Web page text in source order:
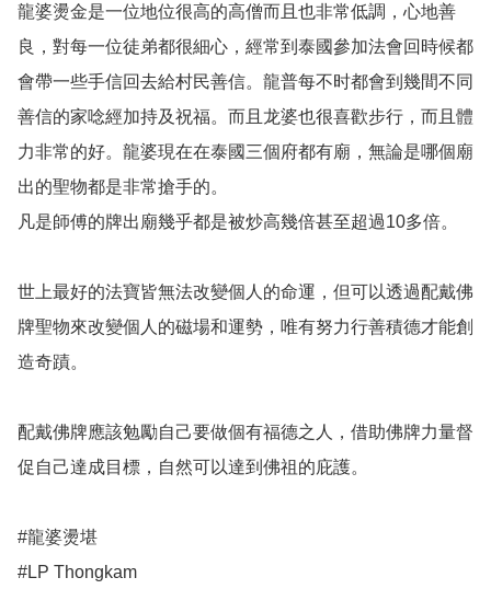
龍婆燙金是一位地位很高的高僧而且也非常低調，心地善
良，對每一位徒弟都很細心，經常到泰國參加法會回時候都
會帶一些手信回去給村民善信。龍普每不时都會到幾間不同
善信的家唸經加持及祝福。而且龙婆也很喜歡步行，而且體
力非常的好。龍婆現在在泰國三個府都有廟，無論是哪個廟
出的聖物都是非常搶手的。
凡是師傅的牌出廟幾乎都是被炒高幾倍甚至超過10多倍。
世上最好的法寶皆無法改變個人的命運，但可以透過配戴佛
牌聖物來改變個人的磁場和運勢，唯有努力行善積德才能創
造奇蹟。
配戴佛牌應該勉勵自己要做個有福德之人，借助佛牌力量督
促自己達成目標，自然可以達到佛祖的庇護。
#龍婆燙堪
#LP Thongkam